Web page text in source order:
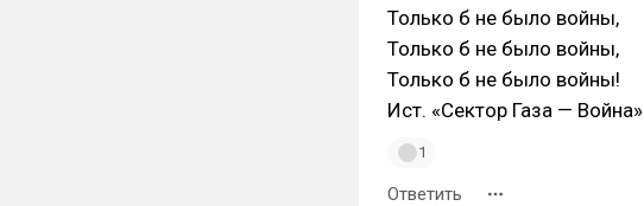
Только б не было войны,
Только б не было войны,
Только б не было войны!
Ист. «Сектор Газа — Война»
1
Ответить